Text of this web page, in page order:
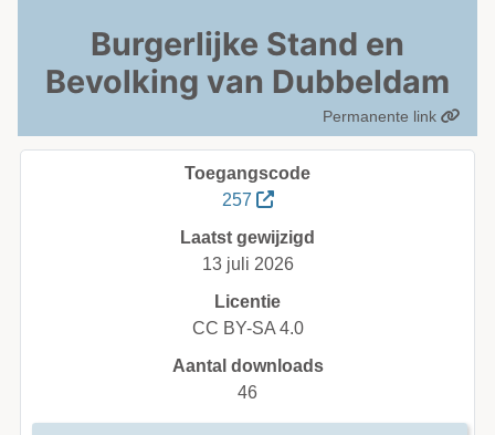
Burgerlijke Stand en
Bevolking van Dubbeldam
Permanente link
Toegangscode
257
Laatst gewijzigd
13 juli 2026
Licentie
CC BY-SA 4.0
Aantal downloads
46